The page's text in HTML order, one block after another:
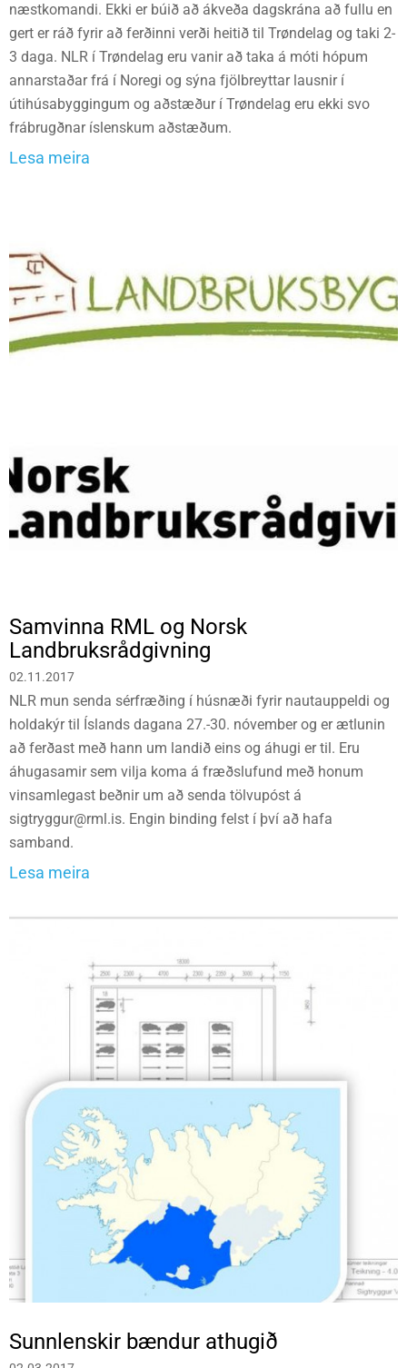
næstkomandi. Ekki er búið að ákveða dagskrána að fullu en
gert er ráð fyrir að ferðinni verði heitið til Trøndelag og taki 2-
3 daga. NLR í Trøndelag eru vanir að taka á móti hópum
annarstaðar frá í Noregi og sýna fjölbreyttar lausnir í
útihúsabyggingum og aðstæður í Trøndelag eru ekki svo
frábrugðnar íslenskum aðstæðum.
Lesa meira
Samvinna RML og Norsk
Landbruksrådgivning
02.11.2017
NLR mun senda sérfræðing í húsnæði fyrir nautauppeldi og
holdakýr til Íslands dagana 27.-30. nóvember og er ætlunin
að ferðast með hann um landið eins og áhugi er til. Eru
áhugasamir sem vilja koma á fræðslufund með honum
vinsamlegast beðnir um að senda tölvupóst á
sigtryggur@rml.is. Engin binding felst í því að hafa
samband.
Lesa meira
Sunnlenskir bændur athugið